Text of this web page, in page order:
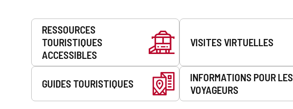
Prestations
RESSOURCES
TOURISTIQUES
ACCESSIBLES
VISITES VIRTUELLES
GUIDES TOURISTIQUES
INFORMATIONS POUR LES
VOYAGEURS